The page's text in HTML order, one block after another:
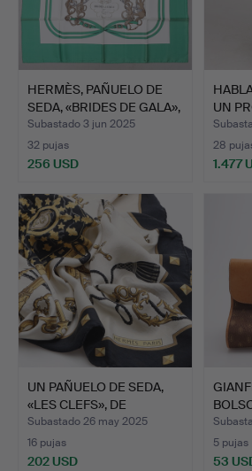
HERMÈS, PAÑUELO DE
SEDA, «BRIDES DE GALA»,
…
Subastado 3 jun 2025
32 pujas
256 USD
UN
28
1.477
UN PAÑUELO DE SEDA,
«LES CLEFS», DE
HERMÈS…
Subastado 26 may 2025
16 pujas
202 USD
FL…
5 pujas
53